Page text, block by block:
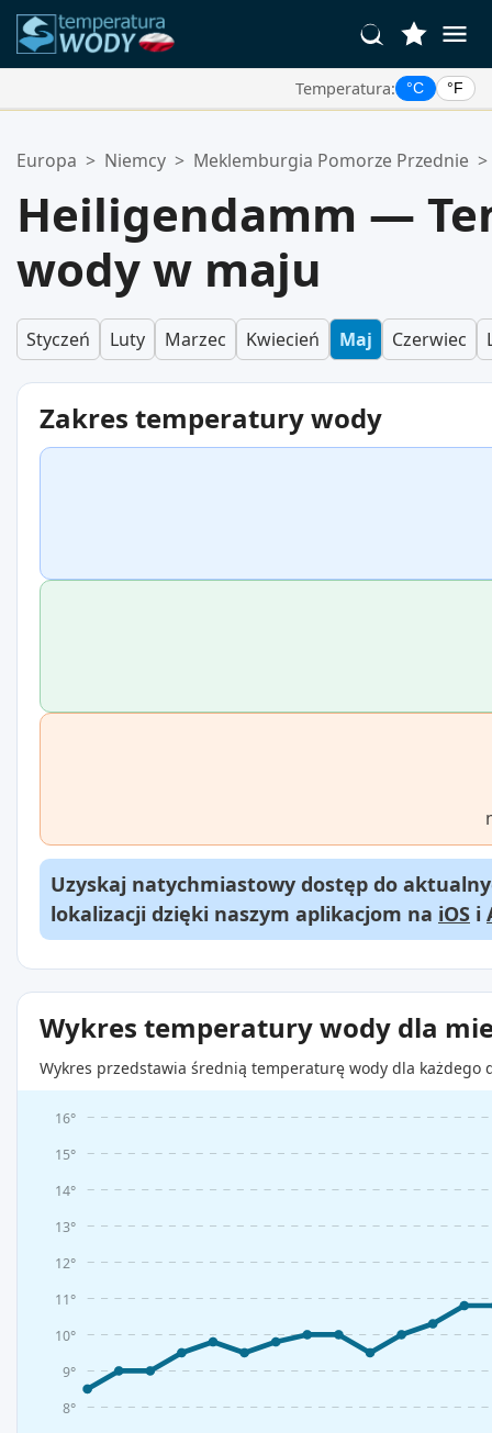
Temperatura: °C °F
Twoja lista ulubionych jest pusta.
Europa > Niemcy > Meklemburgia Pomorze Przednie >
Heiligendamm —
wody w maju
Styczeń Luty Marzec Kwiecień Maj Czerwiec
Zakres temperatury wody
Uzyskaj natychmiastowy dostęp do
lokalizacji dzięki naszym aplikacjom na iOS i
Wykres temperatury wody dla
Wykres przedstawia średnią temperaturę wody dla
8°
9°
10°
11°
12°
13°
14°
15°
16°